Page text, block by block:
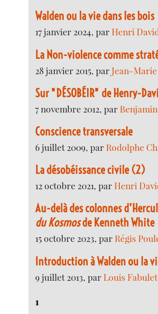
Walden ou la vie dans les bois
17 janvier 2024, parHenri
La Non-violence comme
28 janvier 2015, parJean-
Sur "DÉSOBÉIR" de Henry-
7 novembre 2012, par
Conscience transversale
6 juillet 2009, par Rodolphe
La désobéissance civile (2)
12 octobre 2021, parHenri
Au-delà des colonnes
du Kosmosde Kenneth White
15 octobre 2023, par Régis
Introduction à Walden ou la
9 juillet 2013, parLouis Fabulet
1